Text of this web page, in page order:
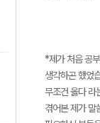
*제가 처음 공
생각하곤 했었
무조건 옳다 라
겪어본 제가 말